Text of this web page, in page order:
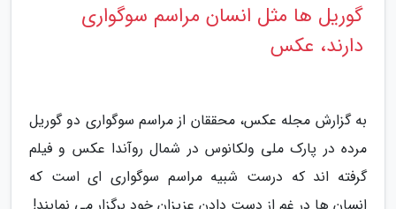
گوریل ها مثل انسان مراسم سوگواری
دارند، عکس
به گزارش مجله عکس، محققان از مراسم سوگواری دو گوریل
مرده در پارک ملی ولکانوس در شمال روآندا عکس و فیلم
گرفته اند که درست شبیه مراسم سوگواری ای است که